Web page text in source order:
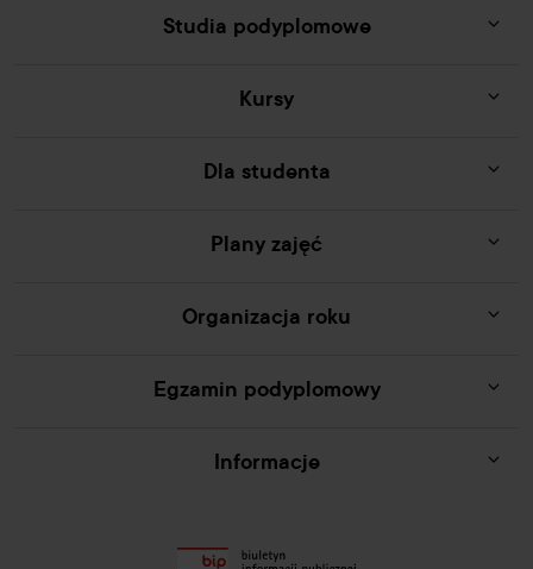
Studia podyplomowe
Kursy
Dla studenta
Plany zajęć
Organizacja roku
Egzamin podyplomowy
Informacje